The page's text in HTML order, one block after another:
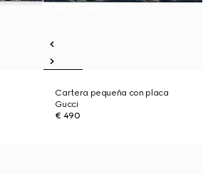
Cartera pequeña con placa
Gucci
€ 490